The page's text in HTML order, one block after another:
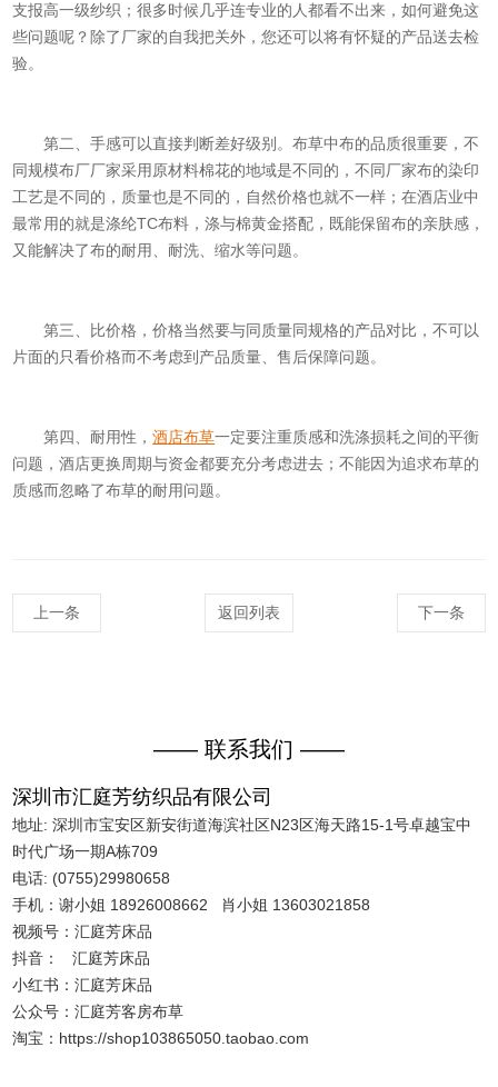
支报高一级纱织；很多时候几乎连专业的人都看不出来，如何避免这
些问题呢？除了厂家的自我把关外，您还可以将有怀疑的产品送去检
验。
第二、手感可以直接判断差好级别。布草中布的品质很重要，不
同规模布厂厂家采用原材料棉花的地域是不同的，不同厂家布的染印
工艺是不同的，质量也是不同的，自然价格也就不一样；在酒店业中
最常用的就是涤纶TC布料，涤与棉黄金搭配，既能保留布的亲肤感，
又能解决了布的耐用、耐洗、缩水等问题。
第三、比价格，价格当然要与同质量同规格的产品对比，不可以
片面的只看价格而不考虑到产品质量、售后保障问题。
第四、耐用性，酒店布草一定要注重质感和洗涤损耗之间的平衡
问题，酒店更换周期与资金都要充分考虑进去；不能因为追求布草的
质感而忽略了布草的耐用问题。
上一条 返回列表 下一条
—— 联系我们 ——
深圳市汇庭芳纺织品有限公司
地址: 深圳市宝安区新安街道海滨社区N23区海天路15-1号卓越宝中
时代广场一期A栋709
电话: (0755)29980658
手机：谢小姐 18926008662 肖小姐 13603021858
视频号：汇庭芳床品
抖音： 汇庭芳床品
小红书：汇庭芳床品
公众号：汇庭芳客房布草
淘宝：https://shop103865050.taobao.com